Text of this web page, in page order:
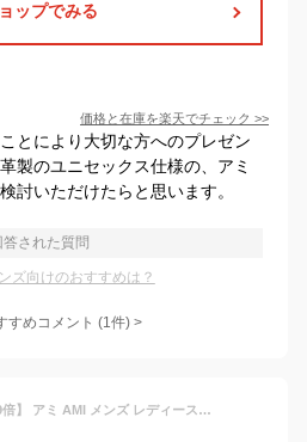
ップでみる
価格と在庫を楽天でチェック >>
とにより大切な方へのプレゼン
製のユニセックス仕様の、アミ
討いただけたらと思います。
答された質問
ズ向けのおすすめは？
すめコメント (1件) >
【1/25限定！ポイント9倍】 アミ AMI メンズ レディース キーリング UKR912 369 LAITON BROSSE ブラッシュドブラス 909 AMI DE COEUR パドロック キーリング アミ ドゥ クール AMI Paris アミパリス Alexandre Mattiussi キーチャーム キーホルダー 小物 【2025秋冬新作】